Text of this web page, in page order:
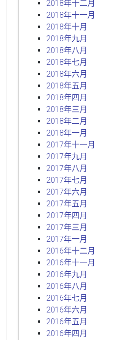
2018年十二月
2018年十一月
2018年十月
2018年九月
2018年八月
2018年七月
2018年六月
2018年五月
2018年四月
2018年三月
2018年二月
2018年一月
2017年十一月
2017年九月
2017年八月
2017年七月
2017年六月
2017年五月
2017年四月
2017年三月
2017年一月
2016年十二月
2016年十一月
2016年九月
2016年八月
2016年七月
2016年六月
2016年五月
2016年四月